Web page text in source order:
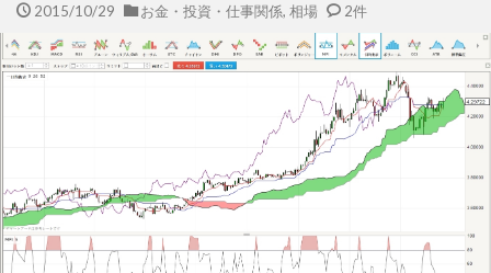
2015/10/29 お金・投資・仕事関係, 相場 2件
脱水シート